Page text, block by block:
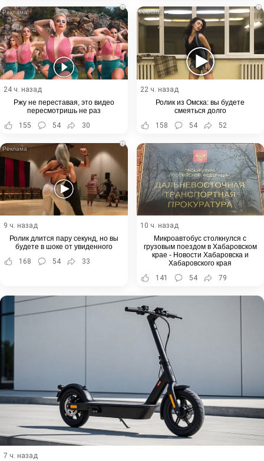
i
24 ч. назад
Ржу не переставая, это видео
пересмотришь не раз
155
54 30
i
22 ч. назад
Ролик из Омска: вы будете
смеяться долго
158
54 52
i
9 ч. назад
Ролик длится пару секунд, но вы
будете в шоке от увиденного
168
54 33
10 ч. назад
Микроавтобус столкнулся с
грузовым поездом в Хабаровском
крае - Новости Хабаровска и
Хабаровского края
141
54 79
7 ч. назад